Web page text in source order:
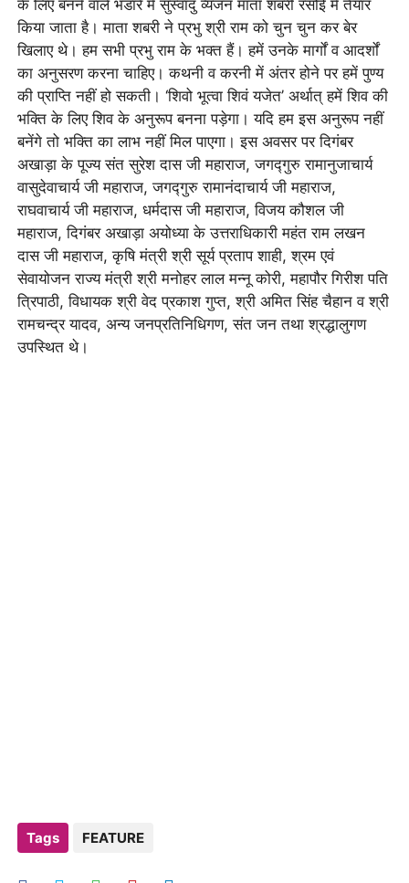
के लिए बनने वाले भंडारे में सुस्वादु व्यंजन माता शबरी रसोई में तैयार
किया जाता है। माता शबरी ने प्रभु श्री राम को चुन चुन कर बेर
खिलाए थे। हम सभी प्रभु राम के भक्त हैं। हमें उनके मार्गों व आदर्शों
का अनुसरण करना चाहिए। कथनी व करनी में अंतर होने पर हमें पुण्य
की प्राप्ति नहीं हो सकती। ‘शिवो भूत्वा शिवं यजेत’ अर्थात् हमें शिव की
भक्ति के लिए शिव के अनुरूप बनना पड़ेगा। यदि हम इस अनुरूप नहीं
बनेंगे तो भक्ति का लाभ नहीं मिल पाएगा। इस अवसर पर दिगंबर
अखाड़ा के पूज्य संत सुरेश दास जी महाराज, जगद्गुरु रामानुजाचार्य
वासुदेवाचार्य जी महाराज, जगद्गुरु रामानंदाचार्य जी महाराज,
राघवाचार्य जी महाराज, धर्मदास जी महाराज, विजय कौशल जी
महाराज, दिगंबर अखाड़ा अयोध्या के उत्तराधिकारी महंत राम लखन
दास जी महाराज, कृषि मंत्री श्री सूर्य प्रताप शाही, श्रम एवं
सेवायोजन राज्य मंत्री श्री मनोहर लाल मन्नू कोरी, महापौर गिरीश पति
त्रिपाठी, विधायक श्री वेद प्रकाश गुप्त, श्री अमित सिंह चैहान व श्री
रामचन्द्र यादव, अन्य जनप्रतिनिधिगण, संत जन तथा श्रद्धालुगण
उपस्थित थे।
Tags FEATURE